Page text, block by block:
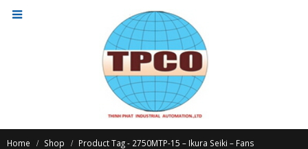
Home Shop Product Tag - 2750MTP-15 – Ikura Seiki – Fans